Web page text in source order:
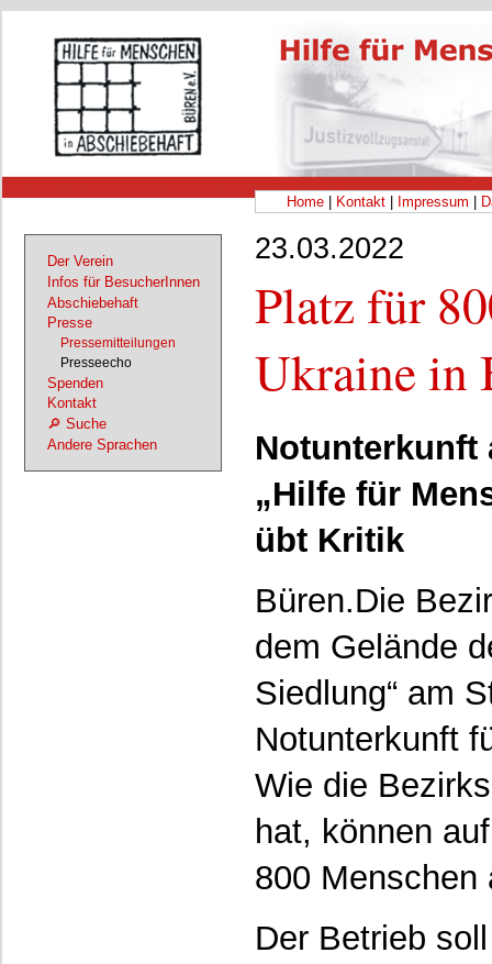
Home| Kontakt| Impressum
23.03.2022
Platz für
Ukraine in
Notunterkunft
„Hilfe für
übt Kritik
Büren.Die
dem Gelände
Siedlung“ am
Notunterkunft
Wie die
hat, können
800 Menschen
Der Betrieb
Der Verein
Infos für BesucherInnen
Abschiebehaft
Presse
Pressemitteilungen
Presseecho
Spenden
Kontakt
🔎 Suche
Andere Sprachen